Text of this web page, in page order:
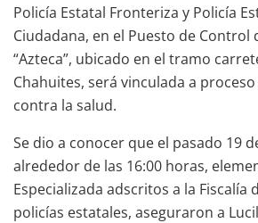
Policía Estatal Fronteriza y Policía
Ciudadana, en el Puesto de Control
“Azteca”, ubicado en el tramo
Chahuites, será vinculada a
contra la salud.
Se dio a conocer que el pasado 19
alrededor de las 16:00 horas,
Especializada adscritos a la Fiscalía
policías estatales, aseguraron a